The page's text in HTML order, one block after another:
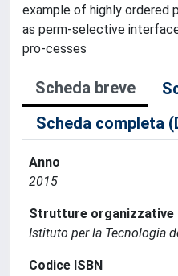
example of highly ordered
as perm-selective
pro-cesses
Scheda breve
Scheda completa
Anno
2015
Strutture organizzative
Istituto per la Tecnologia
Codice ISBN